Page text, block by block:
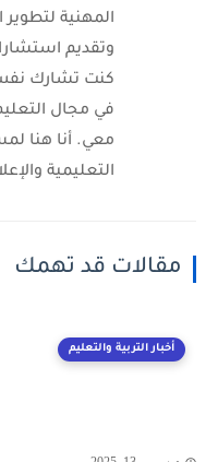
المهنية
وتقديم
كنت تشارك نفس
في مجال
معي. أنا هنا
التعليمية
مقالات قد تهمك
أخبار التربية والتعليم